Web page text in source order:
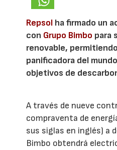
Repsol ha firmado un
con Grupo Bimbo para
renovable,
panificadora del
objetivos de
A través de nueve
compraventa de
sus siglas en inglés) a
Bimbo obtendrá